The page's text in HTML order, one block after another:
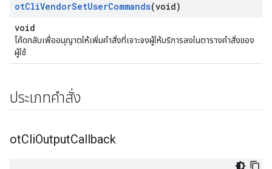
otCliVendorSetUserCommands(void)
void
โค้ดกลับเพื่ออนุญาตให้เพิ่มคําสั่งที่เจาะจงผู้ให้บริการลงในตารางคําสั่งของ
ผู้ใช้
ประเภทคําสั่ง
otCliOutputCallback